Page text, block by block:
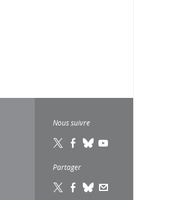
Nous suivre
Partager